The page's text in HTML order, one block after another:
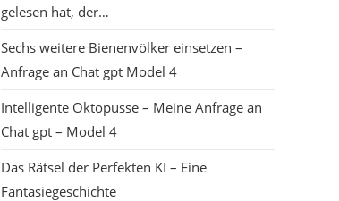
gelesen hat, der…
Sechs weitere Bienenvölker einsetzen –
Anfrage an Chat gpt Model 4
Intelligente Oktopusse – Meine Anfrage an
Chat gpt – Model 4
Das Rätsel der Perfekten KI – Eine
Fantasiegeschichte